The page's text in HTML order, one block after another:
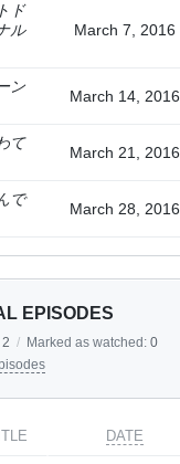
ド
ル
March 7, 2016
ン
March 14, 2016
て
March 21, 2016
で
March 28, 2016
EPISODES
2 / Marked as watched: 0
DATE